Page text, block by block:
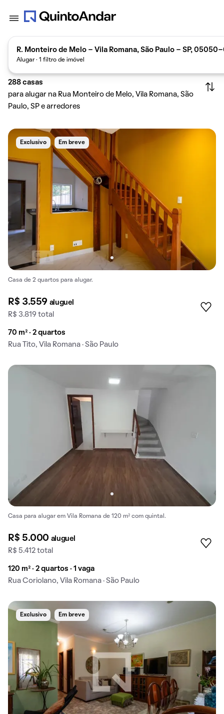
R. Monteiro de Melo - Vila Romana, São Paulo - SP,
Alugar · 1 filtro de imóvel
288 casas
para alugar na Rua Monteiro de Melo, Vila Romana, São
Paulo, SP e arredores
Exclusivo Em breve
Casa de 2 quartos para alugar.
R$ 3.559 aluguel
R$ 3.819 total
70 m² · 2 quartos
Rua Tito, Vila Romana · São Paulo
Casa para alugar em Vila Romana de 120 m² com quintal.
R$ 5.000 aluguel
R$ 5.412 total
120 m² · 2 quartos · 1 vaga
Rua Coriolano, Vila Romana · São Paulo
Exclusivo Em breve